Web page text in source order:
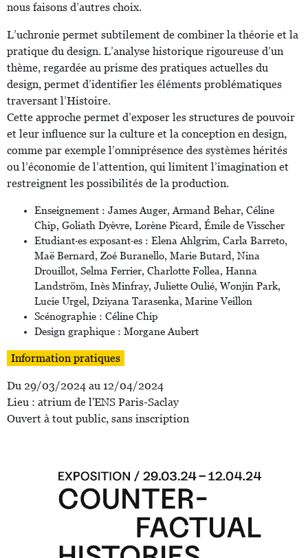
nous faisons d’autres choix.
L’uchronie permet subtilement de combiner la théorie et la
pratique du design. L’analyse historique rigoureuse d’un
thème, regardée au prisme des pratiques actuelles du
design, permet d’identifier les éléments problématiques
traversant l’Histoire.
Cette approche permet d’exposer les structures de pouvoir
et leur influence sur la culture et la conception en design,
comme par exemple l’omniprésence des systèmes hérités
ou l’économie de l’attention, qui limitent l’imagination et
restreignent les possibilités de la production.
Enseignement : James Auger, Armand Behar, Céline
Chip, Goliath Dyèvre, Lorène Picard, Émile de Visscher
Etudiant·es exposant·es : Elena Ahlgrim, Carla Barreto,
Maë Bernard, Zoé Buranello, Marie Butard, Nina
Drouillot, Selma Ferrier, Charlotte Follea, Hanna
Landström, Inès Minfray, Juliette Oulié, Wonjin Park,
Lucie Urgel, Dziyana Tarasenka, Marine Veillon
Scénographie : Céline Chip
Design graphique : Morgane Aubert
Information pratiques
Du 29/03/2024 au 12/04/2024
Lieu : atrium de l'ENS Paris-Saclay
Ouvert à tout public, sans inscription